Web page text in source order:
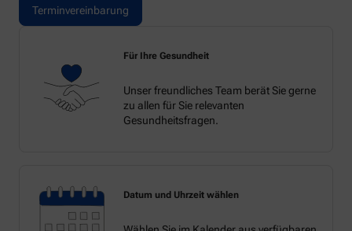
Terminvereinbarung
Für Ihre Gesundheit
Unser freundliches Team berät Sie gerne
zu allen für Sie relevanten
Gesundheitsfragen.
Datum und Uhrzeit wählen